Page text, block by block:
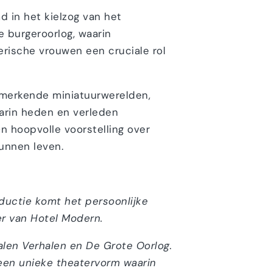
in het kielzog van het
waarin
vrouwen een cruciale rol
miniatuurwerelden,
heden en verleden
hoopvolle voorstelling over
leven.
komt het persoonlijke
van Hotel Modern.
Verhalen en De Grote Oorlog.
unieke theatervorm waarin